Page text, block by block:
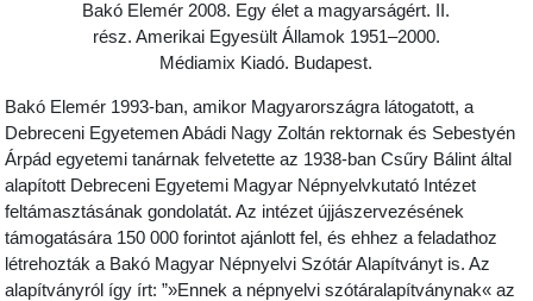
Bakó Elemér 2008. Egy élet a magyarságért. II.
rész. Amerikai Egyesült Államok 1951–2000.
Médiamix Kiadó. Budapest.
Bakó Elemér 1993-ban, amikor Magyarországra látogatott, a
Debreceni Egyetemen Abádi Nagy Zoltán rektornak és Sebestyén
Árpád egyetemi tanárnak felvetette az 1938-ban Csűry Bálint által
alapított Debreceni Egyetemi Magyar Népnyelvkutató Intézet
feltámasztásának gondolatát. Az intézet újjászervezésének
támogatására 150 000 forintot ajánlott fel, és ehhez a feladathoz
létrehozták a Bakó Magyar Népnyelvi Szótár Alapítványt is. Az
alapítványról így írt: ”»Ennek a népnyelvi szótáralapítványnak« az